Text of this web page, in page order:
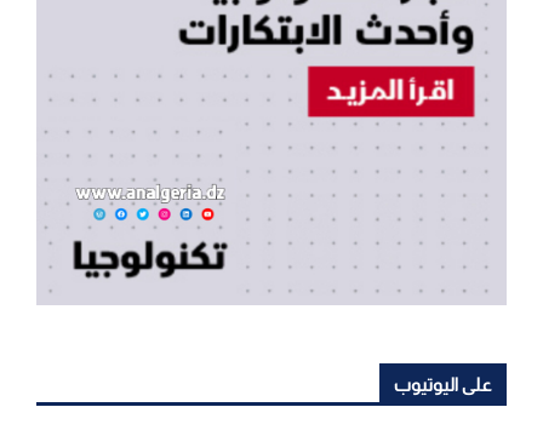
على اليوتيوب